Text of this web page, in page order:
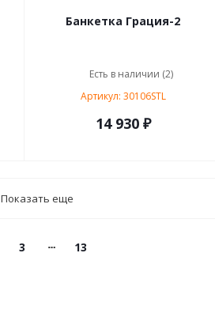
Банкетка Грация-2
Есть в наличии (2)
Артикул: 30106STL
14 930 ₽
Показать еще
3 13